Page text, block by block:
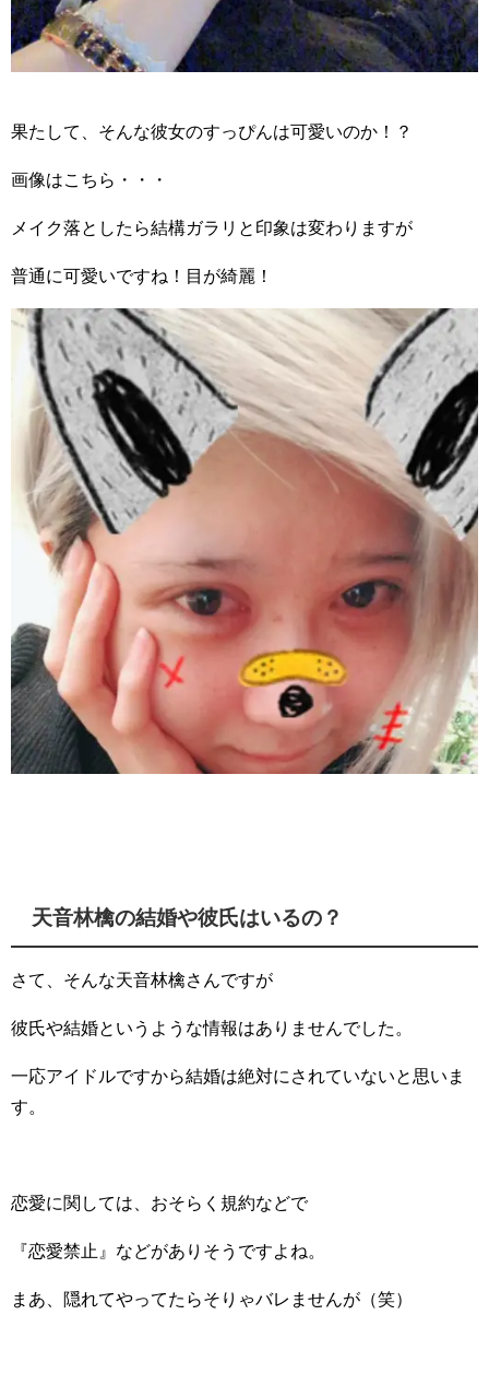
果たして、そんな彼女のすっぴんは可愛いのか！？
画像はこちら・・・
メイク落としたら結構ガラリと印象は変わりますが
普通に可愛いですね！目が綺麗！
天音林檎の結婚や彼氏はいるの？
さて、そんな天音林檎さんですが
彼氏や結婚というような情報はありませんでした。
一応アイドルですから結婚は絶対にされていないと思いま
す。
恋愛に関しては、おそらく規約などで
『恋愛禁止』などがありそうですよね。
まあ、隠れてやってたらそりゃバレませんが（笑）